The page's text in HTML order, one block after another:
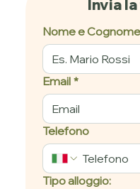
Invia
Nome e Cognome
Email *
Telefono
Tipo alloggio: